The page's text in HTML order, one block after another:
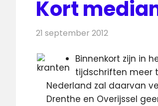
Kort
21 september 2012
Binnenkort zijn in
tijdschriften meer
Nederland zal daarvan
Drenthe en Overijssel